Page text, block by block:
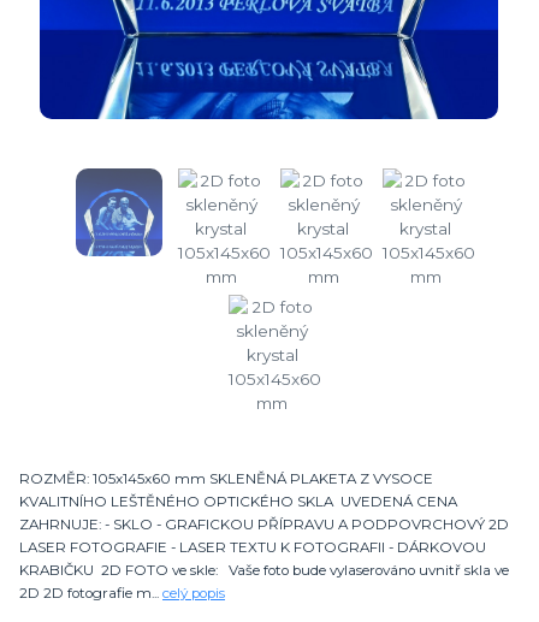
ROZMĚR: 105x145x60 mm SKLENĚNÁ PLAKETA Z VYSOCE
KVALITNÍHO LEŠTĚNÉHO OPTICKÉHO SKLA UVEDENÁ CENA
ZAHRNUJE: - SKLO - GRAFICKOU PŘÍPRAVU A PODPOVRCHOVÝ 2D
LASER FOTOGRAFIE - LASER TEXTU K FOTOGRAFII - DÁRKOVOU
KRABIČKU 2D FOTO ve skle: Vaše foto bude vylaserováno uvnitř skla ve
2D 2D fotografie m... celý popis